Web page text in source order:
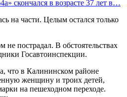
скончался в возрасте 37 лет в…
на части. Целым остался только
не пострадал. В обстоятельствах
Госавтоинспекции.
что в Калининском районе
женщину и троих детей,
на пешеходном переходе.